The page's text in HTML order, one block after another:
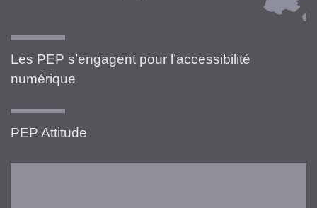
Les PEP s’engagent pour l’accessibilité
numérique
PEP Attitude